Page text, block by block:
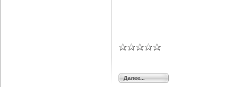
Далее...